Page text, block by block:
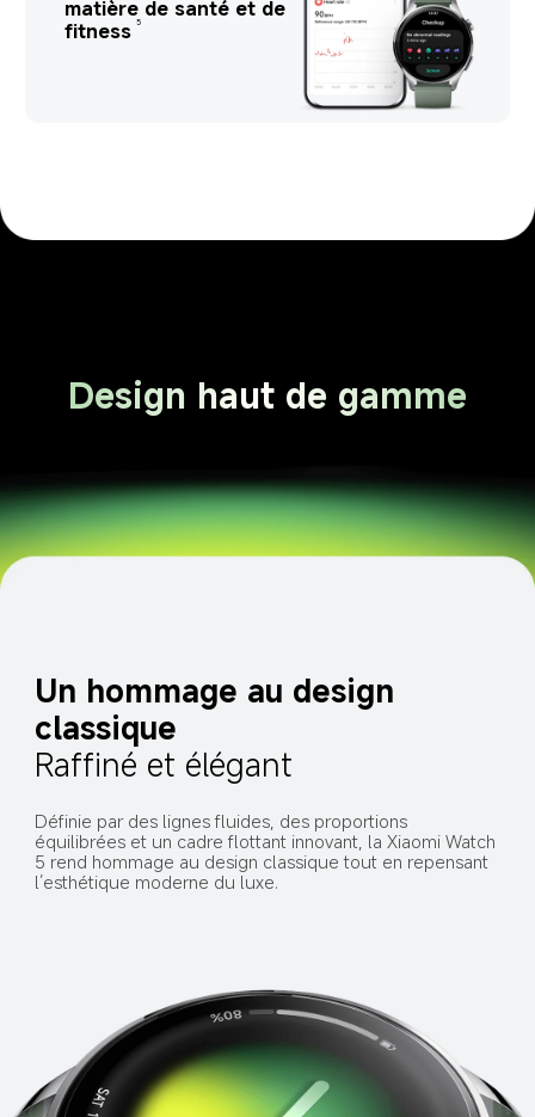
matière de santé et de
fitness 5
Design haut de gamme
Un hommage au design
classique
Raffiné et élégant
Définie par des lignes fluides, des proportions
équilibrées et un cadre flottant innovant, la Xiaomi Watch
5 rend hommage au design classique tout en repensant
l’esthétique moderne du luxe.